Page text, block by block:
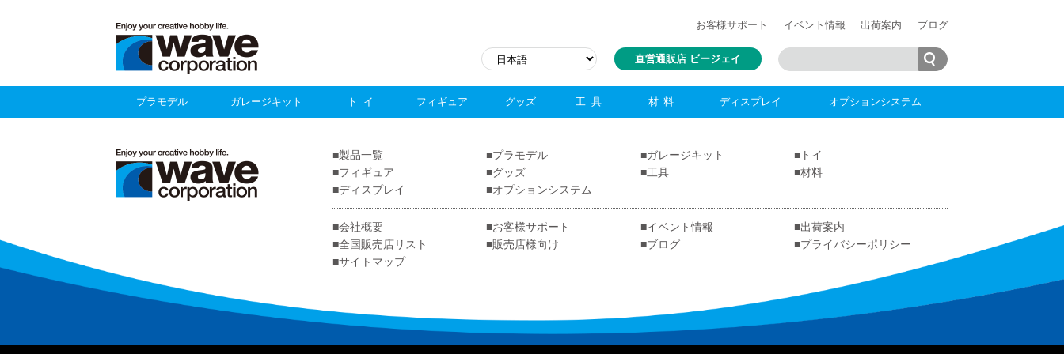
お客様サポート イベント情報 出荷案内 ブログ
直営通販店 ビージェイ
プラモデル ガレージキット トイ フィギュア グッズ 工具 材料 ディスプレイ オプションシステム
製品一覧 プラモデル ガレージキット
トイ
フィギュア
グッズ 工具
材料
ディスプレイ
オプションシステム
会社概要 お客様サポート イベント情報
出荷案内
全国販売店リスト
販売店様向け ブログ
プライバシーポリシー
サイトマップ